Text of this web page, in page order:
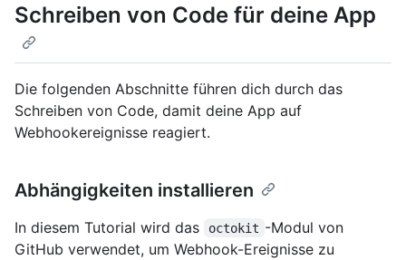
Schreiben von Code für deine App
Die folgenden Abschnitte führen dich durch das
Schreiben von Code, damit deine App auf
Webhookereignisse reagiert.
Abhängigkeiten installieren
In diesem Tutorial wird das octokit -Modul von
GitHub verwendet, um Webhook-Ereignisse zu